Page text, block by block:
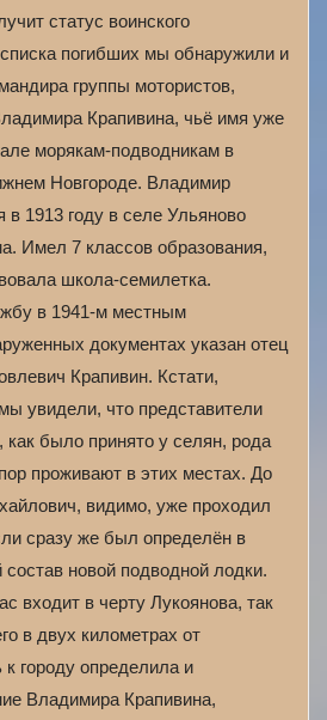
статус воинского
погибших мы обнаружили и
группы мотористов,
Крапивина, чьё имя уже
морякам-подводникам в
Новгороде. Владимир
1913 году в селе Ульяново
Имел 7 классов образования,
школа-семилетка.
в 1941-м местным
документах указан отец
Крапивин. Кстати,
увидели, что представители
как было принято у селян, рода
проживают в этих местах. До
видимо, уже проходил
сразу же был определён в
новой подводной лодки.
входит в черту Лукоянова, так
в двух километрах от
городу определила и
Владимира Крапивина,